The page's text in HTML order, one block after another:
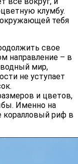
клумбу.
тебя
свое
направление – в
мир,
не уступает
и цветов,
Именно на
коралловый риф в